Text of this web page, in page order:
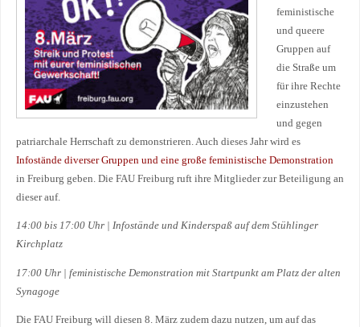
feministische
und queere
Gruppen auf
die Straße um
für ihre Rechte
einzustehen
und gegen
patriarchale Herrschaft zu demonstrieren. Auch dieses Jahr wird es
Infostände diverser Gruppen und eine große feministische Demonstration
in Freiburg geben. Die FAU Freiburg ruft ihre Mitglieder zur Beteiligung an
dieser auf.
14:00 bis 17:00 Uhr | Infostände und Kinderspaß auf dem Stühlinger
Kirchplatz
17:00 Uhr | feministische Demonstration mit Startpunkt am Platz der alten
Synagoge
Die FAU Freiburg will diesen 8. März zudem dazu nutzen, um auf das